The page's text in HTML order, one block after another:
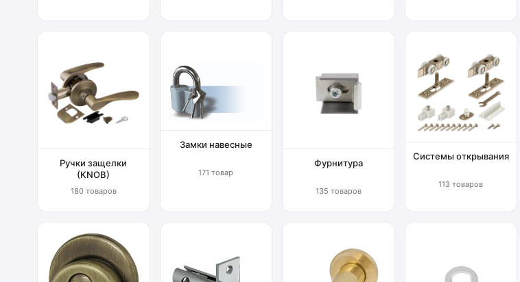
Ручки защелки
(KNOB)
180 товаров
Замки навесные
171 товар
Фурнитура
135 товаров
Системы открывания
113 товаров